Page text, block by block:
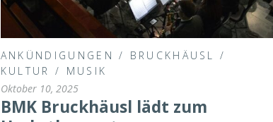
ANKÜNDIGUNGEN / BRUCKHÄUSL /
KULTUR / MUSIK
Oktober 10, 2025
BMK Bruckhäusl lädt zum